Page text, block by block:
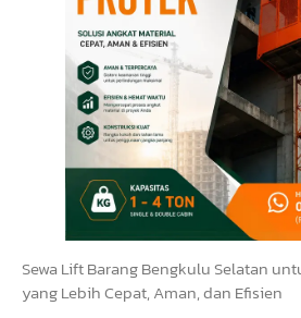
Sewa Lift Barang Bengkulu Selatan
yang Lebih Cepat, Aman, dan Efisien